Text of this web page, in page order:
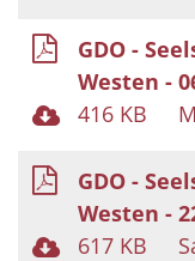
GDO -
Westen -
416 KB
GDO -
Westen -
617 KB